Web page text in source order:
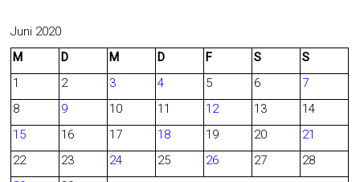
c
b
o
Juni 2020
M
D M D F S
S
1
2 3 4 5 6
7
8
9 10 11 12 13
14
15
16 17 18 19 20
21
22
23 24 25 26 27
28